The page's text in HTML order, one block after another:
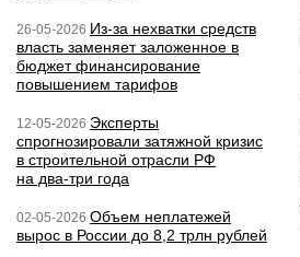
26-05-2026 Из-за нехватки средств
власть заменяет заложенное в
бюджет финансирование
повышением тарифов
12-05-2026 Эксперты
спрогнозировали затяжной кризис
в строительной отрасли РФ
на два-три года
02-05-2026 Объем неплатежей
вырос в России до 8,2 трлн рублей